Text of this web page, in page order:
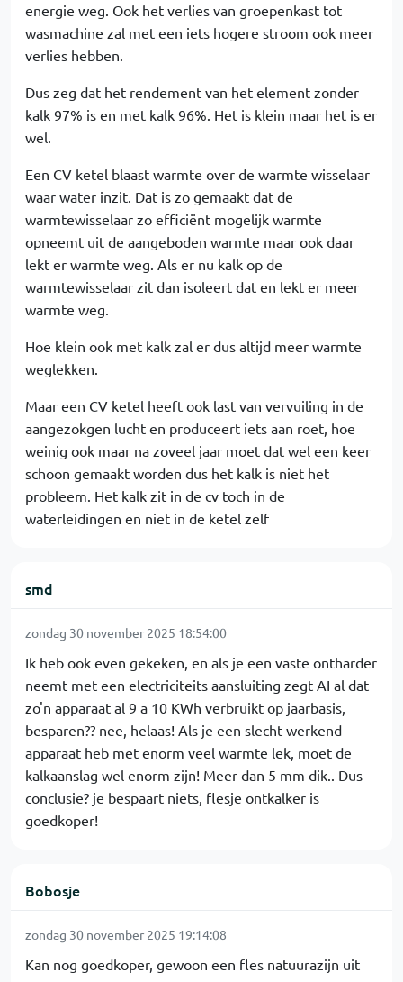
energie weg. Ook het verlies van groepenkast tot
wasmachine zal met een iets hogere stroom ook meer
verlies hebben.
Dus zeg dat het rendement van het element zonder
kalk 97% is en met kalk 96%. Het is klein maar het is er
wel.
Een CV ketel blaast warmte over de warmte wisselaar
waar water inzit. Dat is zo gemaakt dat de
warmtewisselaar zo efficiënt mogelijk warmte
opneemt uit de aangeboden warmte maar ook daar
lekt er warmte weg. Als er nu kalk op de
warmtewisselaar zit dan isoleert dat en lekt er meer
warmte weg.
Hoe klein ook met kalk zal er dus altijd meer warmte
weglekken.
Maar een CV ketel heeft ook last van vervuiling in de
aangezokgen lucht en produceert iets aan roet, hoe
weinig ook maar na zoveel jaar moet dat wel een keer
schoon gemaakt worden dus het kalk is niet het
probleem. Het kalk zit in de cv toch in de
waterleidingen en niet in de ketel zelf
smd
zondag 30 november 2025 18:54:00
Ik heb ook even gekeken, en als je een vaste ontharder
neemt met een electriciteits aansluiting zegt AI al dat
zo'n apparaat al 9 a 10 KWh verbruikt op jaarbasis,
besparen?? nee, helaas! Als je een slecht werkend
apparaat heb met enorm veel warmte lek, moet de
kalkaanslag wel enorm zijn! Meer dan 5 mm dik.. Dus
conclusie? je bespaart niets, flesje ontkalker is
goedkoper!
Bobosje
zondag 30 november 2025 19:14:08
Kan nog goedkoper, gewoon een fles natuurazijn uit